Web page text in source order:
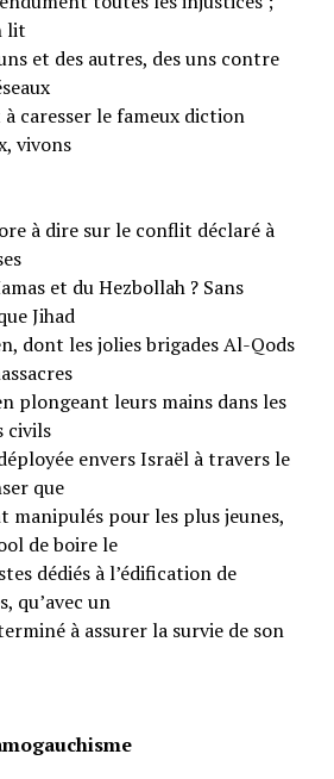
lit
et des autres, des uns contre
caresser le fameux diction
vivons
à dire sur le conflit déclaré à
et du Hezbollah ? Sans
Jihad
dont les jolies brigades Al-Qods
plongeant leurs mains dans les
civils
envers Israël à travers le
que
manipulés pour les plus jeunes,
de boire le
dédiés à l’édification de
qu’avec un
à assurer la survie de son